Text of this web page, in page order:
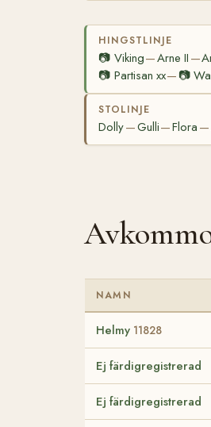
HINGSTLINJE
📷 Viking—Arne II —
📷 Partisan xx— 📷
STOLINJE
Dolly—Gulli—Flora —
NAMN
Helmy 11828
Ej färdigregistrerad
Ej färdigregistrerad